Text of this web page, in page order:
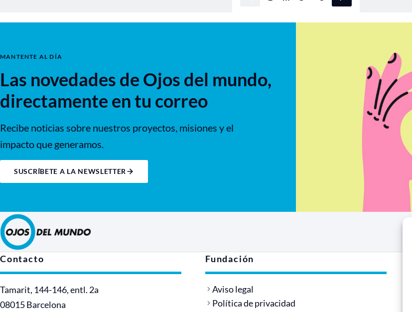
Página anterior
MANTENTE AL DÍA
Las novedades de Ojos del mundo,
directamente en tu correo
Recibe noticias sobre nuestros proyectos, misiones y el
impacto que generamos.
SUSCRÍBETE A LA NEWSLETTER
Contacto
Tamarit, 144-146, entl. 2a
08015 Barcelona
Fundación
Aviso legal
Política de privacidad